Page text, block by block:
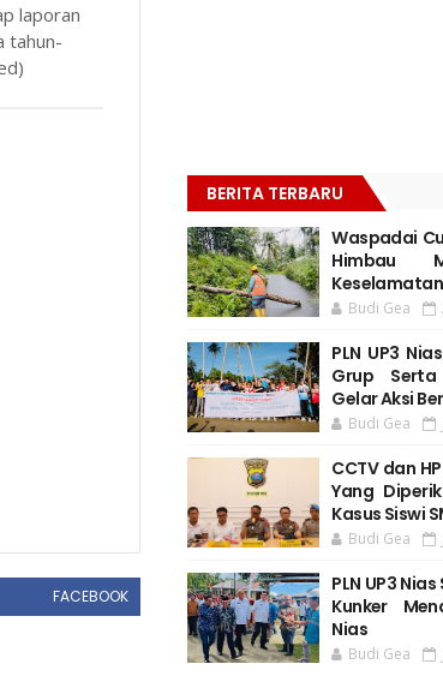
laporan
tahun-
FACEBOOK
BERITA TERBARU
Waspadai
Himbau
Budi Gea
PLN UP3
Grup
Gelar Aksi
Budi Gea
CCTV dan
Yang
Kasus Siswi
Budi Gea
PLN UP3
Kunker
Nias
Budi Gea